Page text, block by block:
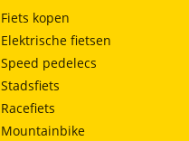
Fiets kopen
Elektrische fietsen
Speed pedelecs
Stadsfiets
Racefiets
Mountainbike